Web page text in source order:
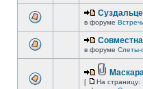
в форуме
в форуме Слеты-
[ На страницу: